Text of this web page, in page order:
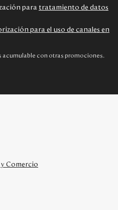
para tratamiento de datos
para el uso de canales en
acumulable con otras promociones.
Comercio